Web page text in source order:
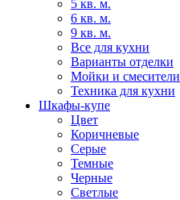
5 кв. м.
6 кв. м.
9 кв. м.
Все для кухни
Варианты отделки
Мойки и смесители
Техника для кухни
Шкафы-купе
Цвет
Коричневые
Серые
Темные
Черные
Светлые